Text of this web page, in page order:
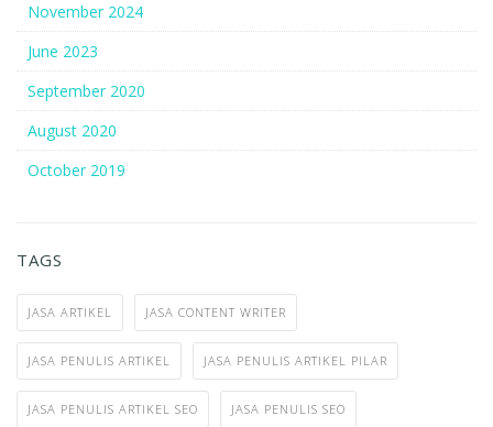
November 2024
June 2023
September 2020
August 2020
October 2019
TAGS
JASA ARTIKEL JASA CONTENT WRITER
JASA PENULIS ARTIKEL JASA PENULIS ARTIKEL PILAR
JASA PENULIS ARTIKEL SEO JASA PENULIS SEO